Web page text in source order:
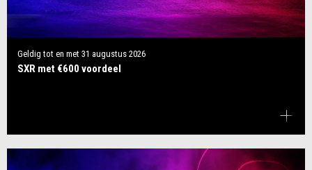
Geldig tot en met 31 augustus 2026
SXR met €600 voordeel